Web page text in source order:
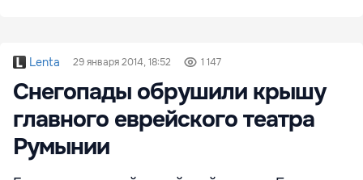
Lenta 29 января 2014, 18:52 1 147
Снегопады обрушили крышу
главного еврейского театра
Румынии